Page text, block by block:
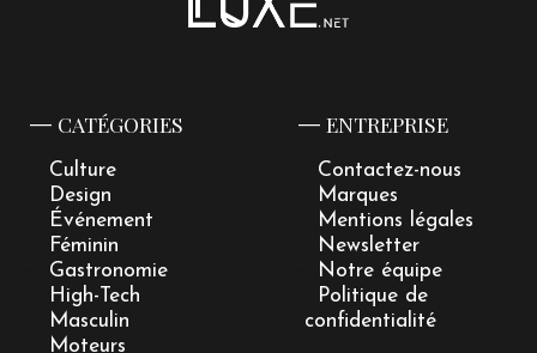
CATÉGORIES
Culture
Design
Événement
Féminin
Gastronomie
High-Tech
Masculin
Moteurs
ENTREPRISE
Contactez-nous
Marques
Mentions légales
Newsletter
Notre équipe
Politique de
confidentialité